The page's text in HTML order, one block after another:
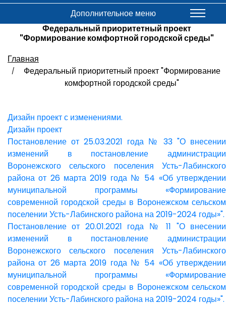
Дополнительное меню
Федеральный приоритетный проект
"Формирование комфортной городской среды"
Главная
Федеральный приоритетный проект "Формирование
комфортной городской среды"
Дизайн проект с изменениями.
Дизайн проект
Постановление от 25.03.2021 года № 33 "О внесении
изменений в постановление администрации
Воронежского сельского поселения Усть-Лабинского
района от 26 марта 2019 года № 54 «Об утверждении
муниципальной программы «Формирование
современной городской среды в Воронежском сельском
поселении Усть-Лабинского района на 2019-2024 годы»".
Постановление от 20.01.2021 года № 11 "О внесении
изменений в постановление администрации
Воронежского сельского поселения Усть-Лабинского
района от 26 марта 2019 года № 54 «Об утверждении
муниципальной программы «Формирование
современной городской среды в Воронежском сельском
поселении Усть-Лабинского района на 2019-2024 годы»".